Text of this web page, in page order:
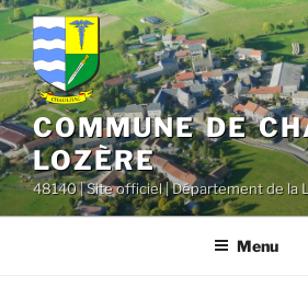
principal
Aller
au
contenu
principal
COMMUNE DE
LOZÈRE
48140 | Site officiel | Département de la
Menu